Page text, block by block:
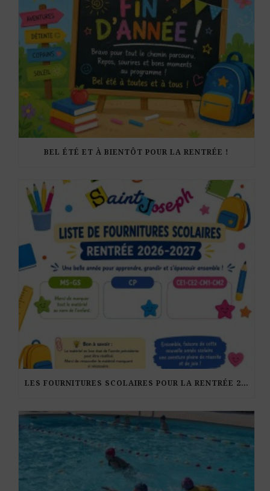
BEL ÉTÉ ET À BIENTÔT POUR LA RENTRÉE !
LES FOURNITURES SCOLAIRES POUR LA RENTRÉE 2026-27